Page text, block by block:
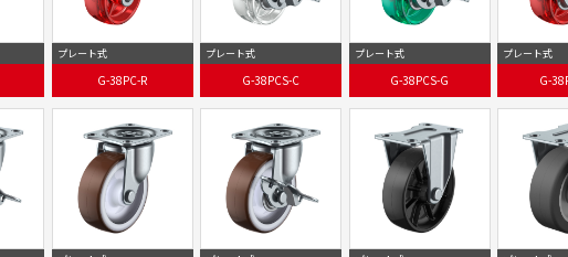
プレート式
G-38PC-R
プレート式
G-38PCS-C
プレート式
G-38PCS-G
プレート式
G-